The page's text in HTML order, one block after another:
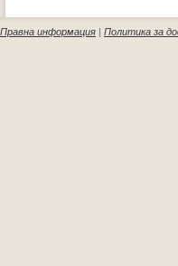
Правна информация | Политика за